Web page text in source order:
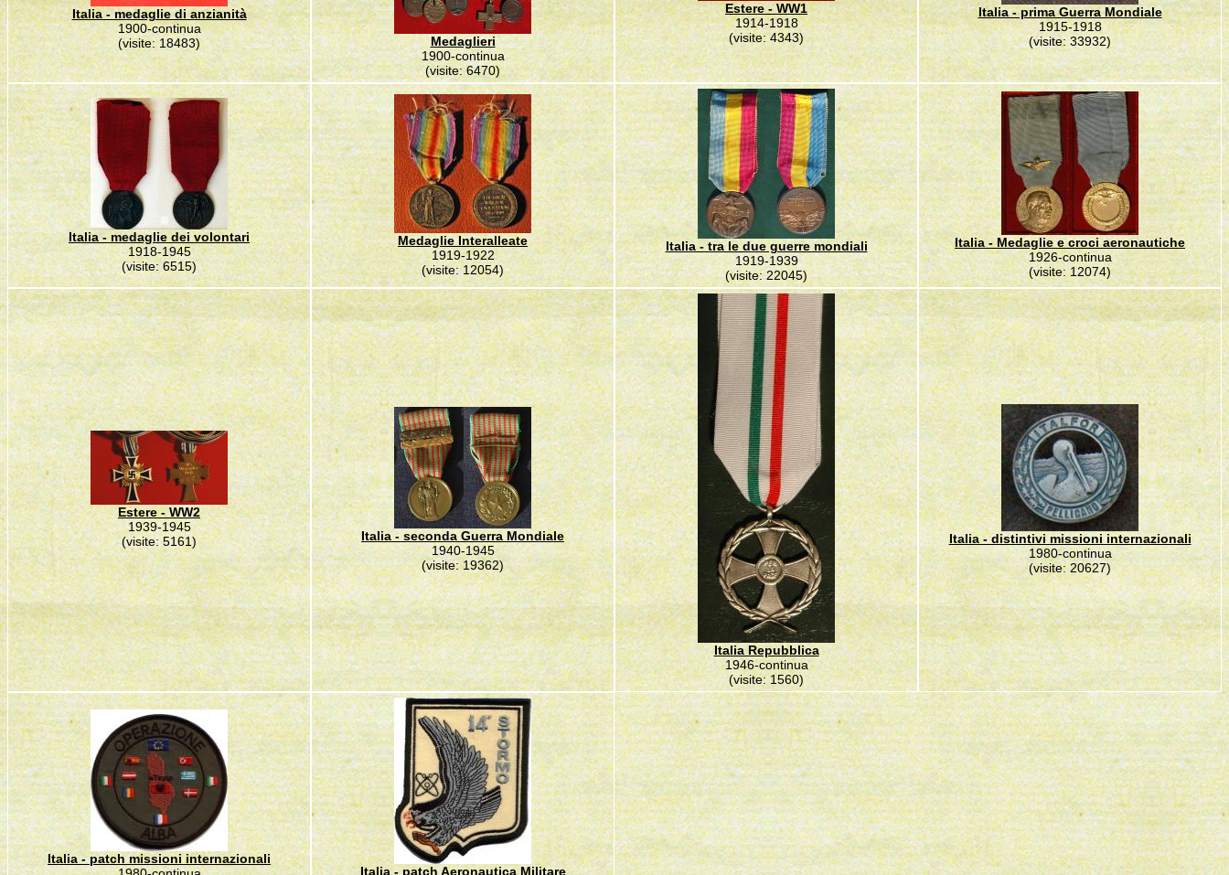
Italia - medaglie di anzianità
1900-continua
(visite: 18483)
Medaglieri
1900-continua
(visite: 6470)
Estere - WW1
1914-1918
(visite: 4343)
Italia - prima Guerra Mondiale
1915-1918
(visite: 33932)
Italia - medaglie dei volontari
1918-1945
(visite: 6515)
Medaglie Interalleate
1919-1922
(visite: 12054)
Italia - tra le due guerre mondiali
1919-1939
(visite: 22045)
Italia - Medaglie e croci aeronautiche
1926-continua
(visite: 12074)
Estere - WW2
1939-1945
(visite: 5161)
Italia - seconda Guerra Mondiale
1940-1945
(visite: 19362)
Italia Repubblica
1946-continua
(visite: 1560)
Italia - distintivi missioni internazionali
1980-continua
(visite: 20627)
Italia - patch missioni internazionali
Italia - patch Aeronautica Militare